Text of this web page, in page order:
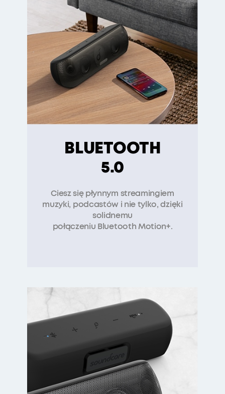
BLUETOOTH
5.0
Ciesz się płynnym streamingiem
muzyki, podcastów i nie tylko, dzięki
solidnemu
połączeniu Bluetooth Motion+.